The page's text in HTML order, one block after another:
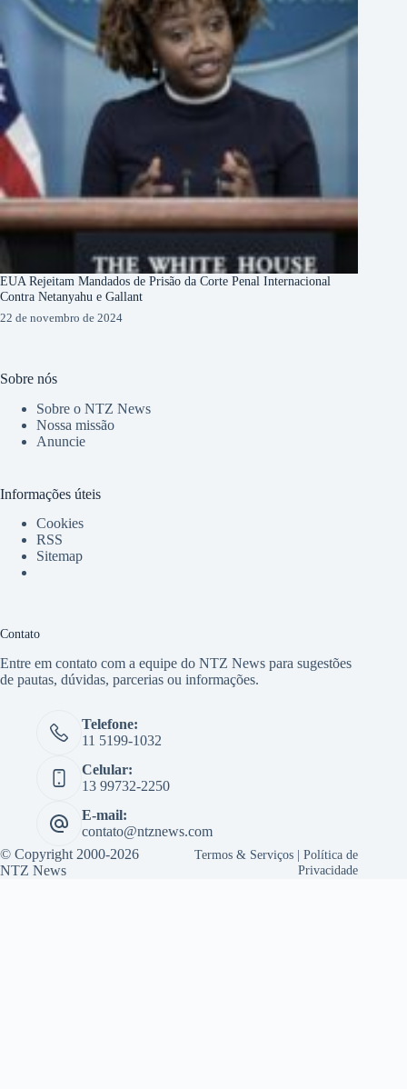
EUA Rejeitam Mandados de Prisão da Corte Penal Internacional
Contra Netanyahu e Gallant
22 de novembro de 2024
Sobre nós
Sobre o NTZ News
Nossa missão
Anuncie
Informações úteis
Cookies
RSS
Sitemap
Contato
Entre em contato com a equipe do NTZ News para sugestões
de pautas, dúvidas, parcerias ou informações.
Telefone:
11 5199-1032
Celular:
13 99732-2250
E-mail:
contato@ntznews.com
© Copyright 2000-2026
NTZ News
Termos & Serviços |Política de
Privacidade